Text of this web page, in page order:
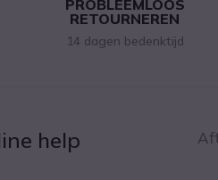
PROBLEEMLOOS
RETOURNEREN
14 dagen bedenktijd
help